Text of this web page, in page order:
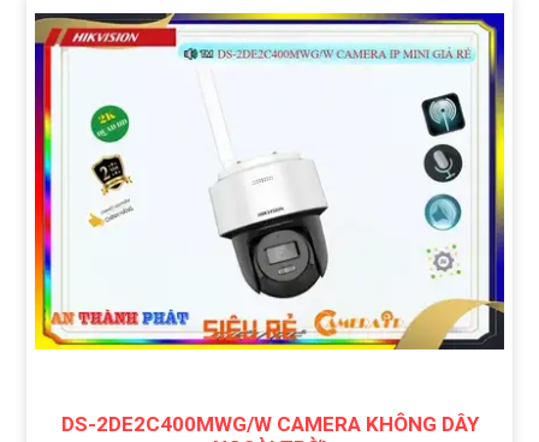
DS-2DE2C400MWG/W CAMERA KHÔNG DÂY